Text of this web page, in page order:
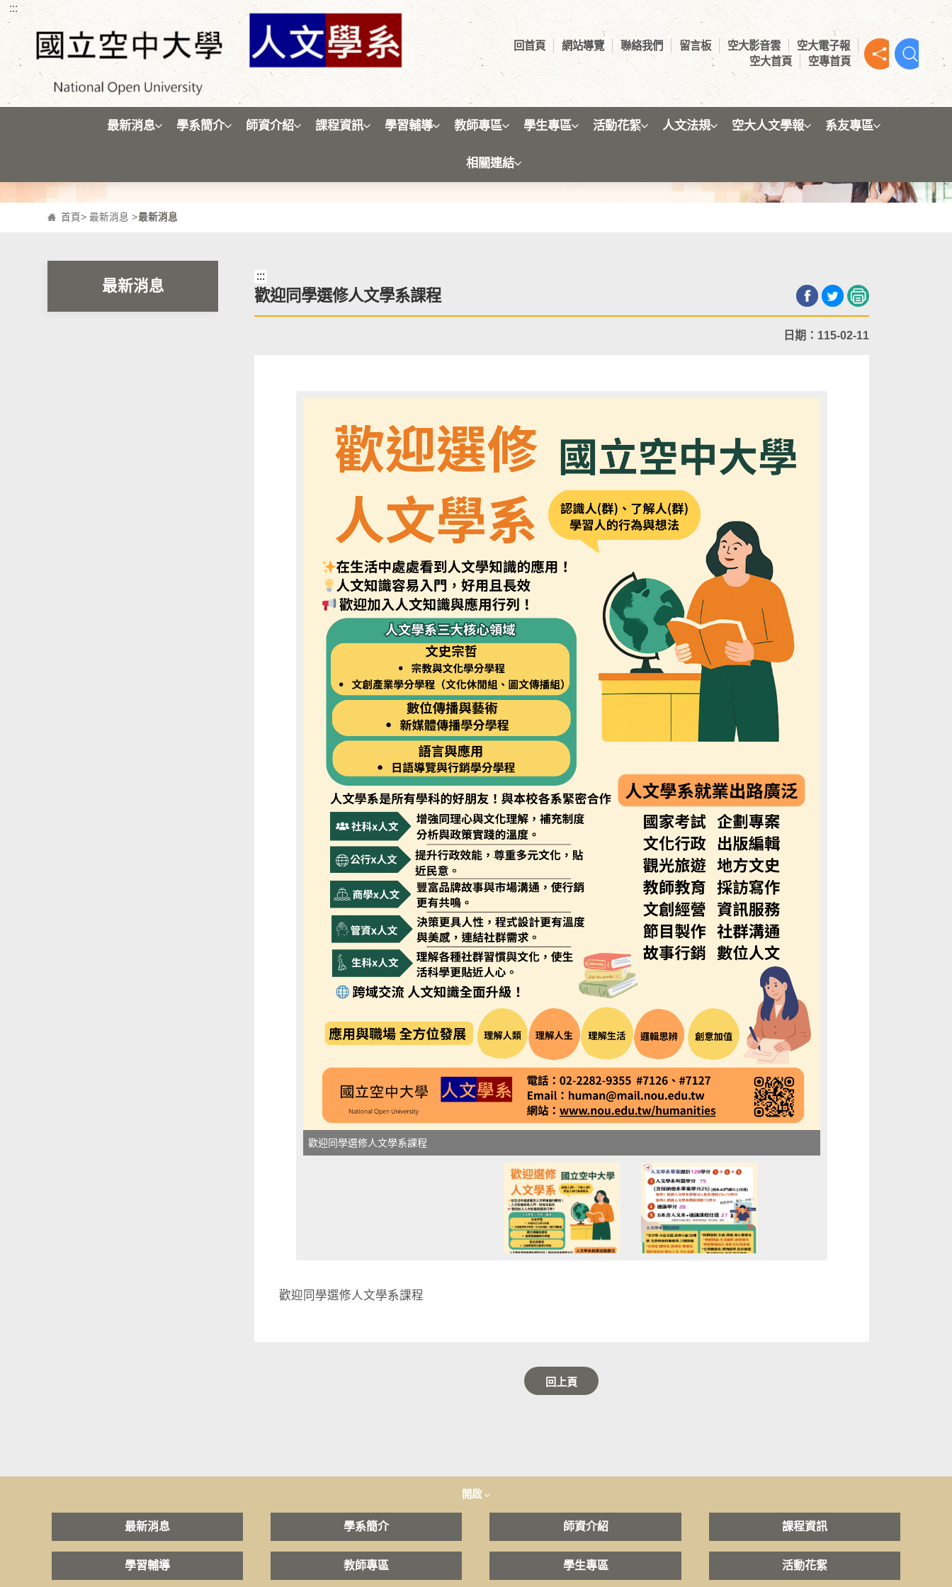
跳到主要內容區塊
:::
回首頁 網站導覽 聯絡我們 留言板 空大影音雲
空大電子報
空大首頁
空專首頁
最新消息 學系簡介 師資介紹 課程資訊 學習輔導 教師專區 學生專區 活動花絮 人文法規 空大人文學報 系友專區
相關連結
最新消息
首頁>最新消息 >最新消息
最新消息
:::
歡迎同學選修人文學系課程
日期：115-02-11
歡迎同學選修人文學系課程
歡迎同學選修人文學系課程
回上頁
開啟
最新消息 學系簡介 師資介紹 課程資訊
學習輔導 教師專區 學生專區 活動花絮